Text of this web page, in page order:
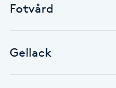
Coachning
Fotvård
Gellack